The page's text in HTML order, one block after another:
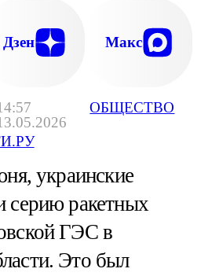
ОБЩЕСТВО
Дзен Макс
украинские
серию ракетных
ГЭС в
Это был